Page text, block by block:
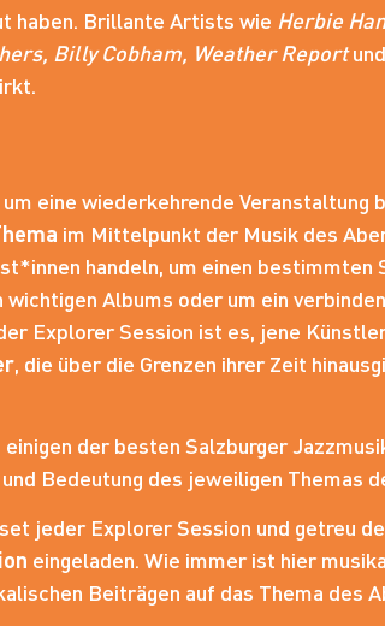
haben. Brillante Artists wie Herbie
Billy Cobham, Weather Report
eine wiederkehrende
im Mittelpunkt der Musik des
handeln, um einen
wichtigen Albums oder um ein
Explorer Session ist es, jene
, die über die Grenzen ihrer Zeit
der besten Salzburger
Bedeutung des jeweiligen Themas
jeder Explorer Session und getreu
eingeladen. Wie immer ist hier
Beiträgen auf das Thema des